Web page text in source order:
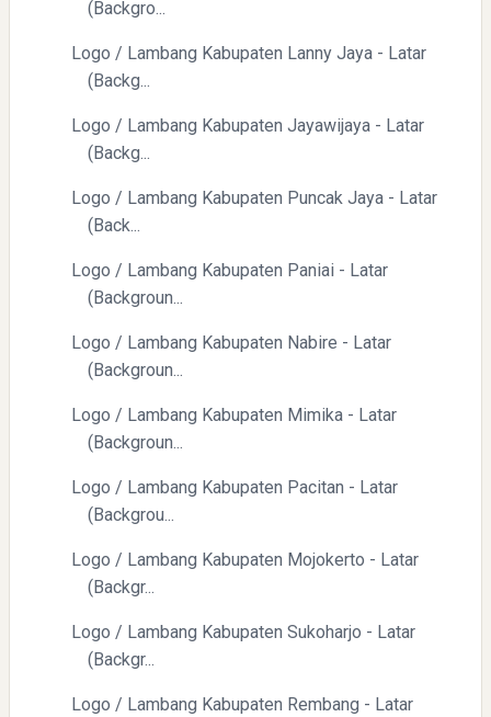
(Backgro...
Logo / Lambang Kabupaten Lanny Jaya - Latar
(Backg...
Logo / Lambang Kabupaten Jayawijaya - Latar
(Backg...
Logo / Lambang Kabupaten Puncak Jaya - Latar
(Back...
Logo / Lambang Kabupaten Paniai - Latar
(Backgroun...
Logo / Lambang Kabupaten Nabire - Latar
(Backgroun...
Logo / Lambang Kabupaten Mimika - Latar
(Backgroun...
Logo / Lambang Kabupaten Pacitan - Latar
(Backgrou...
Logo / Lambang Kabupaten Mojokerto - Latar
(Backgr...
Logo / Lambang Kabupaten Sukoharjo - Latar
(Backgr...
Logo / Lambang Kabupaten Rembang - Latar